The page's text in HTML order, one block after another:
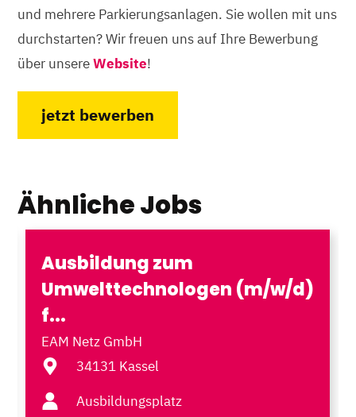
und mehrere Parkierungsanlagen. Sie wollen mit uns
durchstarten? Wir freuen uns auf Ihre Bewerbung
über unsereWebsite!
jetzt bewerben
Ähnliche Jobs
Ausbildung zum
Umwelttechnologen (m/w/d)
f...
EAM Netz GmbH
34131 Kassel
Ausbildungsplatz